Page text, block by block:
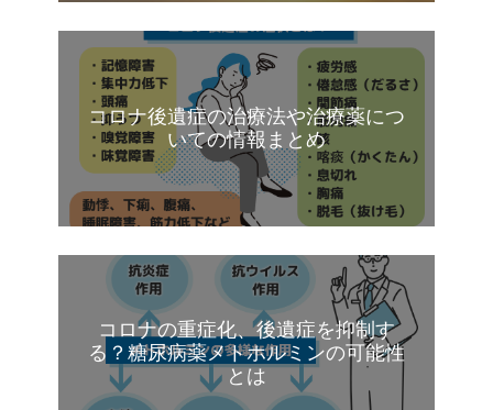
コロナ後遺症の治療法や治療薬につ
いての情報まとめ
コロナの重症化、後遺症を抑制す
る？糖尿病薬メトホルミンの可能性
とは